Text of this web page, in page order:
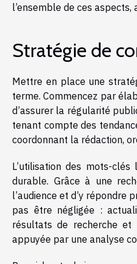
l’ensemble de ces
Stratégie de
Mettre en place une
terme. Commencez par
d’assurer la régularité
tenant compte des
coordonnant la rédaction,
L’utilisation des mots-
durable. Grâce à une
l’audience et d’y répondre
pas être négligée :
résultats de recherche et
appuyée par une analyse